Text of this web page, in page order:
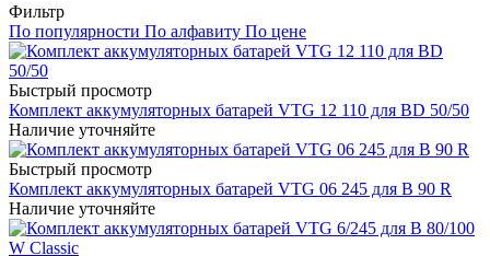
Фильтр
По популярности По алфавиту По цене
Быстрый просмотр
Комплект аккумуляторных батарей VTG 12 110 для BD 50/50
Наличие уточняйте
Быстрый просмотр
Комплект аккумуляторных батарей VTG 06 245 для B 90 R
Наличие уточняйте